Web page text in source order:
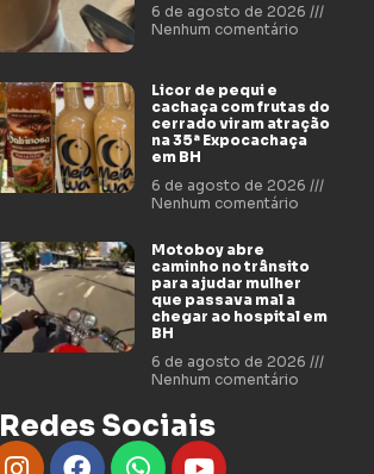
6 de agosto de 2026
Nenhum comentário
Licor de pequi e
cachaça com frutas do
cerrado viram atração
na 35ª Expocachaça
em BH
6 de agosto de 2026
Nenhum comentário
Motoboy abre
caminho no trânsito
para ajudar mulher
que passava mal a
chegar ao hospital em
BH
6 de agosto de 2026
Nenhum comentário
Redes Sociais